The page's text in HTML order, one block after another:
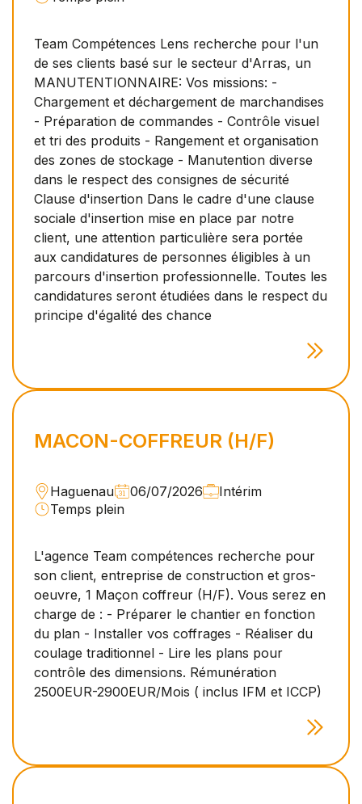
Team Compétences Lens recherche pour l'un
de ses clients basé sur le secteur d'Arras, un
MANUTENTIONNAIRE: Vos missions: -
Chargement et déchargement de marchandises
- Préparation de commandes - Contrôle visuel
et tri des produits - Rangement et organisation
des zones de stockage - Manutention diverse
dans le respect des consignes de sécurité
Clause d'insertion Dans le cadre d'une clause
sociale d'insertion mise en place par notre
client, une attention particulière sera portée
aux candidatures de personnes éligibles à un
parcours d'insertion professionnelle. Toutes les
candidatures seront étudiées dans le respect du
principe d'égalité des chance
MACON-COFFREUR (H/F)
Haguenau 06/07/2026
Intérim
Temps plein
L'agence Team compétences recherche pour
son client, entreprise de construction et gros-
oeuvre, 1 Maçon coffreur (H/F). Vous serez en
charge de : - Préparer le chantier en fonction
du plan - Installer vos coffrages - Réaliser du
coulage traditionnel - Lire les plans pour
contrôle des dimensions. Rémunération
2500EUR-2900EUR/Mois ( inclus IFM et ICCP)